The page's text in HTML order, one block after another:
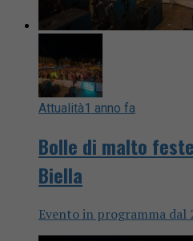
Attualità1 anno fa
Bolle di malto
Biella
Evento in programma